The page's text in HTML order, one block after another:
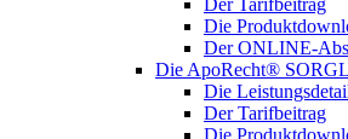
Der Tarifbeitrag
Die
Der ONLINE-
Die ApoRecht®
Die
Der Tarifbeitrag
Die